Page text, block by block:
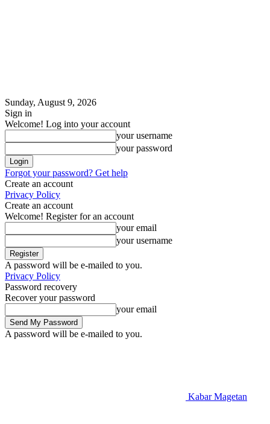
Sunday, August 9, 2026
Sign in
Welcome! Log into your account
your username
your password
Forgot your password? Get help
Create an account
Privacy Policy
Create an account
Welcome! Register for an account
your email
your username
A password will be e-mailed to you.
Privacy Policy
Password recovery
Recover your password
your email
A password will be e-mailed to you.
Kabar Magetan